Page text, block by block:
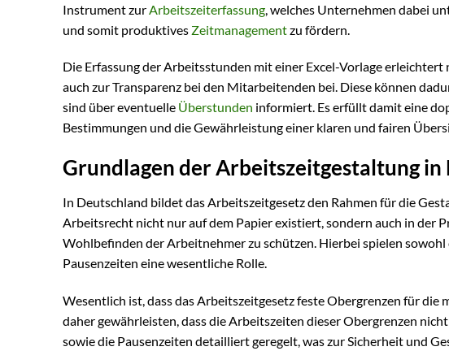
Instrument zur Arbeitszeiterfassung , welches Unternehmen dabei
und somit produktives Zeitmanagementzu fördern.
Die Erfassung der Arbeitsstunden mit einer Excel-Vorlage
auch zur Transparenz bei den Mitarbeitenden bei. Diese können
sind über eventuelle Überstunden informiert. Es erfüllt damit eine
Bestimmungen und die Gewährleistung einer klaren und fairen
Grundlagen der Arbeitszeitgestaltung in
In Deutschland bildet das Arbeitszeitgesetz den Rahmen für die
Arbeitsrecht nicht nur auf dem Papier existiert, sondern auch in der
Wohlbefinden der Arbeitnehmer zu schützen. Hierbei spielen
Pausenzeiten eine wesentliche Rolle.
Wesentlich ist, dass das Arbeitszeitgesetz feste Obergrenzen für
daher gewährleisten, dass die Arbeitszeiten dieser Obergrenzen
sowie die Pausenzeiten detailliert geregelt, was zur Sicherheit und